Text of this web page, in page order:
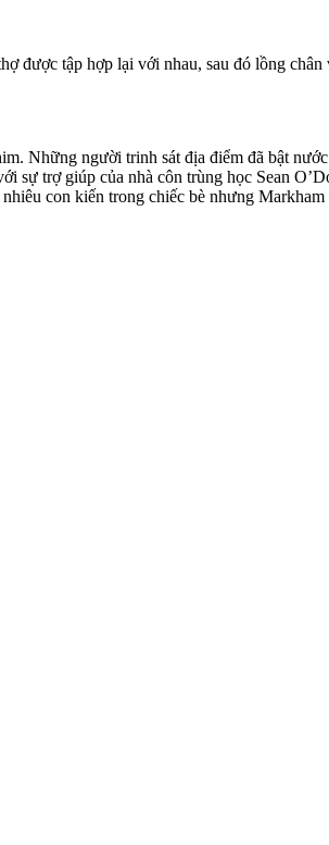
được tập hợp lại với nhau, sau đó lồng
Những người trinh sát địa điểm đã bật
sự trợ giúp của nhà côn trùng học Sean
con kiến trong chiếc bè nhưng